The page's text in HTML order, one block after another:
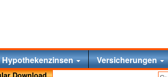
Hypothekenzinsen Versicherungen